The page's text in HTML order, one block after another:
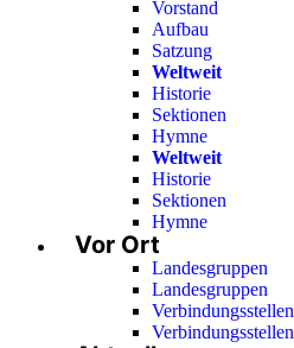
Vorstand
Aufbau
Satzung
Weltweit
Historie
Sektionen
Hymne
Weltweit
Historie
Sektionen
Hymne
Vor Ort
Landesgruppen
Landesgruppen
Verbindungsstellen
Verbindungsstellen